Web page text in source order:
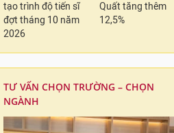
tạo trình độ tiến sĩ
đợt tháng 10 năm
2026
Quất tăng thêm
12,5%
TƯ VẤN CHỌN TRƯỜNG – CHỌN
NGÀNH